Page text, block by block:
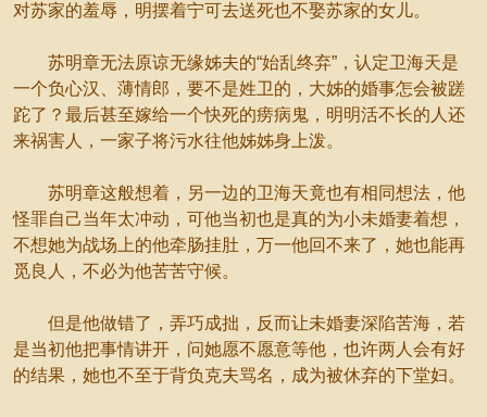
对苏家的羞辱，明摆着宁可去送死也不娶苏家的女儿。
苏明章无法原谅无缘姊夫的“始乱终弃”，认定卫海天是
一个负心汉、薄情郎，要不是姓卫的，大姊的婚事怎会被蹉
跎了？最后甚至嫁给一个快死的痨病鬼，明明活不长的人还
来祸害人，一家子将污水往他姊姊身上泼。
苏明章这般想着，另一边的卫海天竟也有相同想法，他
怪罪自己当年太冲动，可他当初也是真的为小未婚妻着想，
不想她为战场上的他牵肠挂肚，万一他回不来了，她也能再
觅良人，不必为他苦苦守候。
但是他做错了，弄巧成拙，反而让未婚妻深陷苦海，若
是当初他把事情讲开，问她愿不愿意等他，也许两人会有好
的结果，她也不至于背负克夫骂名，成为被休弃的下堂妇。